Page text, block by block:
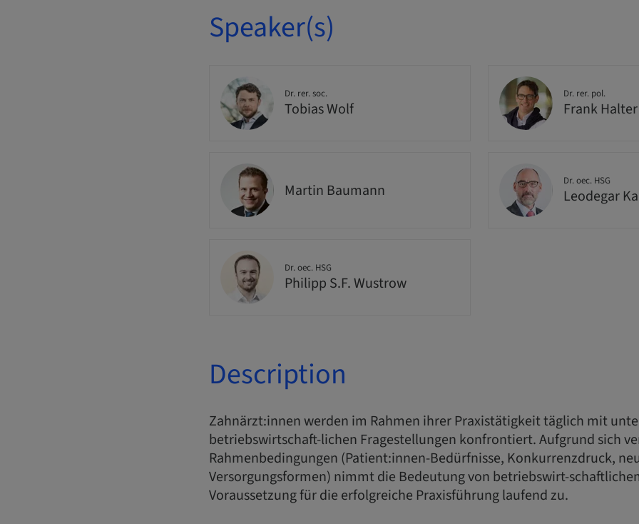
Speaker(s)
Dr. rer. soc.
Tobias Wolf
Dr. rer. pol.
Frank Halter
Martin Baumann Dr. oec. HSG
Leodegar
Dr. oec. HSG
Philipp S.F. Wustrow
Description
Zahnärzt:innen werden im Rahmen ihrer Praxistätigkeit täglich mit
betriebswirtschaft-lichen Fragestellungen konfrontiert. Aufgrund sich
Rahmenbedingungen (Patient:innen-Bedürfnisse, Konkurrenzdruck,
Versorgungsformen) nimmt die Bedeutung von betriebswirt-
Voraussetzung für die erfolgreiche Praxisführung laufend zu.